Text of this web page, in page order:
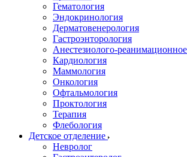
Гематология
Эндокринология
Дерматовенерология
Гастроэнторология
Анестезиолого-
Кардиология
Маммология
Онкология
Офтальмология
Проктология
Терапия
Флебология
Детское отделение
Невролог